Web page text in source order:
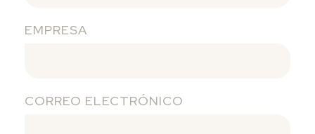
EMPRESA
CORREO ELECTRÓNICO